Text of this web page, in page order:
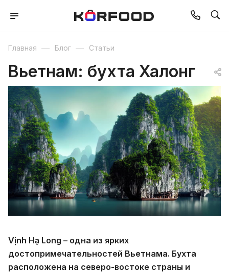
Главная — Блог — Статьи
Вьетнам: бухта Халонг
Vịnh Hạ Long – одна из ярких
достопримечательностей Вьетнама. Бухта
расположена на северо-востоке страны и